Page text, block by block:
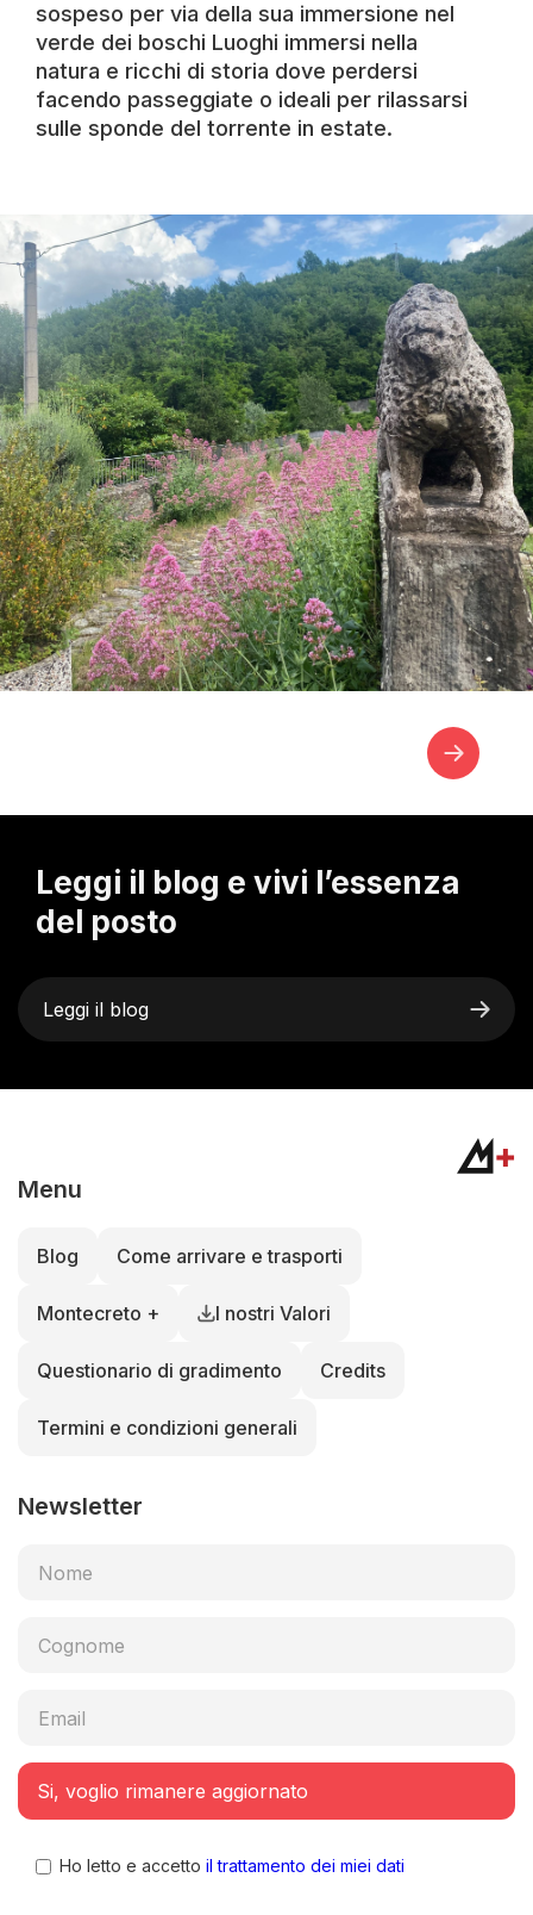
sospeso per via della sua immersione nel
verde dei boschi Luoghi immersi nella
natura e ricchi di storia dove perdersi
facendo passeggiate o ideali per rilassarsi
sulle sponde del torrente in estate.
Leggi il blog e vivi l’essenza
del posto
Leggi il blog
Menu
Blog Come arrivare e trasporti
Montecreto + I nostri Valori
Questionario di gradimento Credits
Termini e condizioni generali
Newsletter
Ho letto e accetto il trattamento dei miei dati